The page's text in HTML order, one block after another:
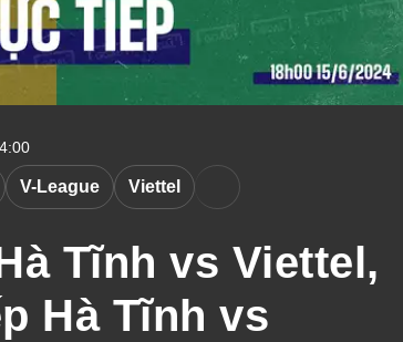
Tĩnh vs Viettel,
Hà Tĩnh vs
V-League Viettel